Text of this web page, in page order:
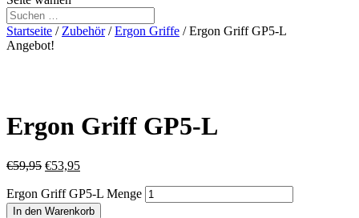
Startseite / Zubehör/Ergon Griffe / Ergon Griff GP5-L
Angebot!
Ergon Griff GP5-L
€59,95 €53,95
Ergon Griff GP5-L Menge
In den Warenkorb